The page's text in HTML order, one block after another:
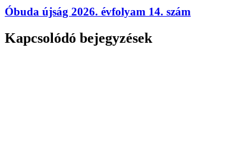
Óbuda újság 2026. évfolyam 14. szám
Kapcsolódó bejegyzések